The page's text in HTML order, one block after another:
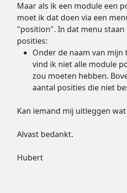
Maar als ik een module een
moet ik dat doen via een
"position". In dat menu
posities:
Onder de naam van mijn
vind ik niet alle module
zou moeten hebben.
aantal posities die niet
Kan iemand mij uitleggen
Alvast bedankt.
Hubert